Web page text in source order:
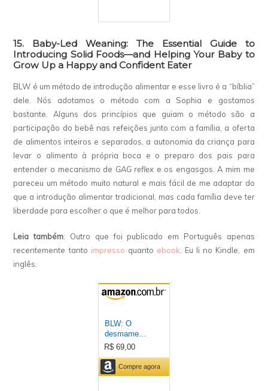
15. Baby-Led Weaning: The Essential Guide to
Introducing Solid Foods—and Helping Your Baby to
Grow Up a Happy and Confident Eater
BLW é um método de introdução alimentar e esse livro é a “bíblia”
dele. Nós adotamos o método com a Sophia e gostamos
bastante. Alguns dos princípios que guiam o método são a
participação do bebê nas refeições junto com a família, a oferta
de alimentos inteiros e separados, a autonomia da criança para
levar o alimento à própria boca e o preparo dos pais para
entender o mecanismo de GAG reflex e os engasgos. A mim me
pareceu um método muito natural e mais fácil de me adaptar do
que a introdução alimentar tradicional, mas cada família deve ter
liberdade para escolher o que é melhor para todos.
Leia também: Outro que foi publicado em Português apenas
recentemente tanto impresso quanto ebook . Eu li no Kindle, em
inglês.